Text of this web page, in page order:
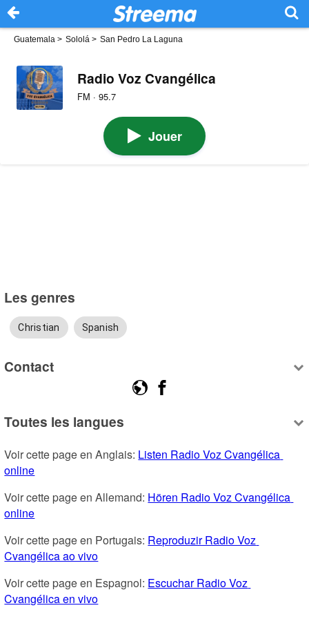
Guatemala > Sololá > San Pedro La Laguna
Radio Voz Cvangélica
FM · 95.7
Jouer
Les genres
Christian Spanish
Contact
Toutes les langues
Voir cette page en Anglais: Listen Radio Voz Cvangélica
online
Voir cette page en Allemand: Hören Radio Voz Cvangélica
online
Voir cette page en Portugais: Reproduzir Radio Voz
Cvangélica ao vivo
Voir cette page en Espagnol: Escuchar Radio Voz
Cvangélica en vivo